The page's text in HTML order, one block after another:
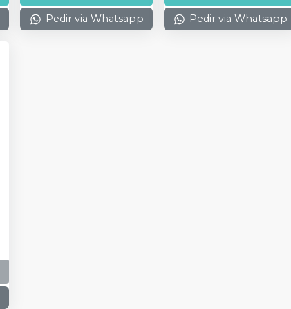
Pedir via Whatsapp Pedir via Whatsapp